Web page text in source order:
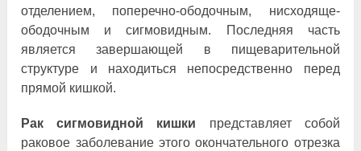
отделением, поперечно-ободочным, нисходяще-
ободочным и сигмовидным. Последняя часть
является завершающей в пищеварительной
структуре и находиться непосредственно перед
прямой кишкой.
Рак сигмовидной кишки представляет собой
раковое заболевание этого окончательного отрезка